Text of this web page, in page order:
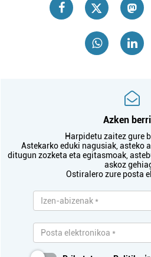
Azken
Harpidetu zaitez gure
Astekarko eduki nagusiak, asteko
ditugun zozketa eta egitasmoak,
askoz
Ostiralero zure posta